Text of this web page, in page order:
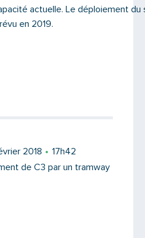
actuelle. Le déploiement du
en 2019.
2018
17h42
de C3 par un tramway